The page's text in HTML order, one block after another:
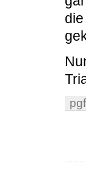
pgf